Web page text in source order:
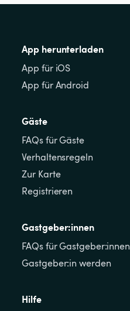
App herunterladen
App für iOS
App für Android
Gäste
FAQs für Gäste
Verhaltensregeln
Zur Karte
Registrieren
Gastgeber:innen
FAQs für Gastgeber:innen
Gastgeber:in werden
Hilfe